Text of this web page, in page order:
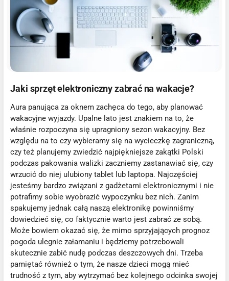
Jaki sprzęt elektroniczny zabrać na wakacje?
Aura panująca za oknem zachęca do tego, aby planować
wakacyjne wyjazdy. Upalne lato jest znakiem na to, że
właśnie rozpoczyna się upragniony sezon wakacyjny. Bez
względu na to czy wybieramy się na wycieczkę zagraniczną,
czy też planujemy zwiedzić najpiękniejsze zakątki Polski
podczas pakowania walizki zaczniemy zastanawiać się, czy
wrzucić do niej ulubiony tablet lub laptopa. Najczęściej
jesteśmy bardzo związani z gadżetami elektronicznymi i nie
potrafimy sobie wyobrazić wypoczynku bez nich. Zanim
spakujemy jednak całą naszą elektronikę powinniśmy
dowiedzieć się, co faktycznie warto jest zabrać ze sobą.
Może bowiem okazać się, że mimo sprzyjających prognoz
pogoda ulegnie załamaniu i będziemy potrzebowali
skutecznie zabić nudę podczas deszczowych dni. Trzeba
pamiętać również o tym, że nasze dzieci mogą mieć
trudność z tym, aby wytrzymać bez kolejnego odcinka swojej